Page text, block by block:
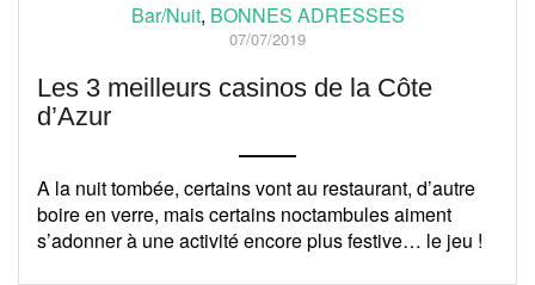
Bar/Nuit, BONNES ADRESSES
07/07/2019
Les 3 meilleurs casinos de la Côte
d’Azur
A la nuit tombée, certains vont au restaurant, d’autre
boire en verre, mais certains noctambules aiment
s’adonner à une activité encore plus festive… le jeu !